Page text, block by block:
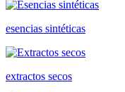
esencias sintéticas
extractos secos